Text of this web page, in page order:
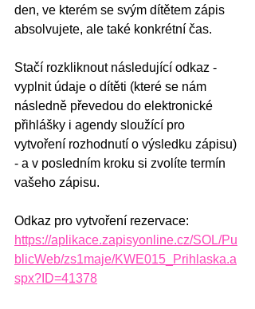
den, ve kterém se svým dítětem zápis
absolvujete, ale také konkrétní čas.
Stačí rozkliknout následující odkaz -
vyplnit údaje o dítěti (které se nám
následně převedou do elektronické
přihlášky i agendy sloužící pro
vytvoření rozhodnutí o výsledku zápisu)
- a v posledním kroku si zvolíte termín
vašeho zápisu.
Odkaz pro vytvoření rezervace:
https://aplikace.zapisyonline.cz/SOL/Pu
blicWeb/zs1maje/KWE015_Prihlaska.a
spx?ID=41378